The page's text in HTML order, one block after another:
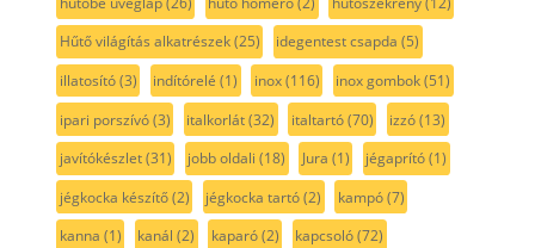
Hűtő világítás alkatrészek(25) idegentest csapda (5)
illatosító(3) indítórelé (1) inox(116) inox gombok(51)
ipari porszívó(3) italkorlát(32) italtartó(70) izzó(13)
javítókészlet(31) jobb oldali (18) Jura (1) jégaprító(1)
jégkocka készítő(2) jégkocka tartó(2) kampó(7)
kanna (1) kanál (2) kaparó(2) kapcsoló(72)